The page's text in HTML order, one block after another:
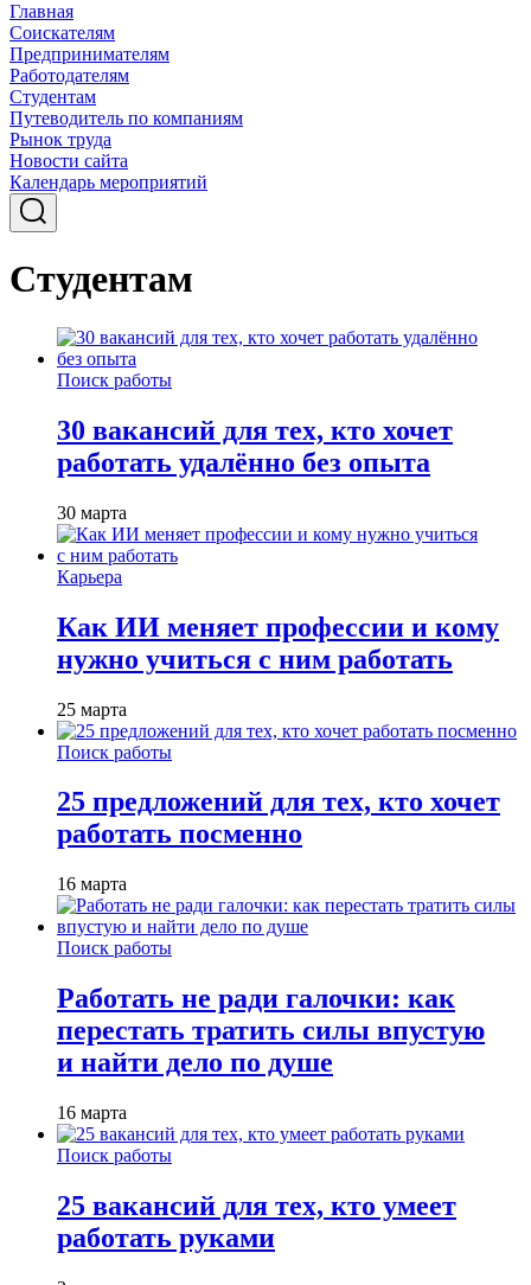
Главная
Соискателям
Предпринимателям
Работодателям
Студентам
Путеводитель по компаниям
Рынок труда
Новости сайта
Календарь мероприятий
Студентам
Поиск работы
30 вакансий для тех, кто хочет
работать удалённо без опыта
30 марта
Карьера
Как ИИ меняет профессии и кому
нужно учиться с ним работать
25 марта
Поиск работы
25 предложений для тех, кто хочет
работать посменно
16 марта
Поиск работы
Работать не ради галочки: как
перестать тратить силы впустую
и найти дело по душе
16 марта
Поиск работы
25 вакансий для тех, кто умеет
работать руками